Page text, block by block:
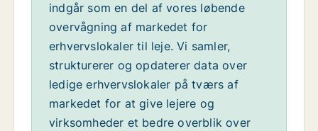
indgår som en del af vores løbende
overvågning af markedet for
erhvervslokaler til leje. Vi samler,
strukturerer og opdaterer data over
ledige erhvervslokaler på tværs af
markedet for at give lejere og
virksomheder et bedre overblik over